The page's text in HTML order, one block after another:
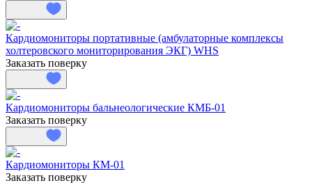
Кардиомониторы портативные (амбулаторные комплексы
холтеровского мониторирования ЭКГ) WHS
Заказать поверку
Кардиомониторы бальнеологические КМБ-01
Заказать поверку
Кардиомониторы КМ-01
Заказать поверку